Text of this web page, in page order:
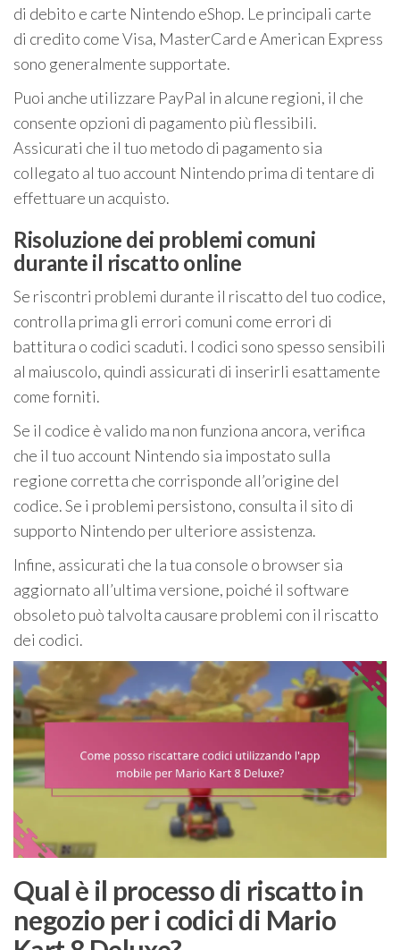
di debito e carte Nintendo eShop. Le principali carte
di credito come Visa, MasterCard e American Express
sono generalmente supportate.
Puoi anche utilizzare PayPal in alcune regioni, il che
consente opzioni di pagamento più flessibili.
Assicurati che il tuo metodo di pagamento sia
collegato al tuo account Nintendo prima di tentare di
effettuare un acquisto.
Risoluzione dei problemi comuni
durante il riscatto online
Se riscontri problemi durante il riscatto del tuo codice,
controlla prima gli errori comuni come errori di
battitura o codici scaduti. I codici sono spesso sensibili
al maiuscolo, quindi assicurati di inserirli esattamente
come forniti.
Se il codice è valido ma non funziona ancora, verifica
che il tuo account Nintendo sia impostato sulla
regione corretta che corrisponde all’origine del
codice. Se i problemi persistono, consulta il sito di
supporto Nintendo per ulteriore assistenza.
Infine, assicurati che la tua console o browser sia
aggiornato all’ultima versione, poiché il software
obsoleto può talvolta causare problemi con il riscatto
dei codici.
Qual è il processo di riscatto in
negozio per i codici di Mario